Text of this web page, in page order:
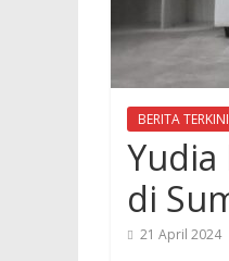
BERITA TERKINI
Yudia
di
21 April 2024